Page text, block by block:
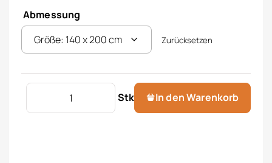
Abmessung
Zurücksetzen
Stk
Daunendecke Exclusive Menge
In den Warenkorb